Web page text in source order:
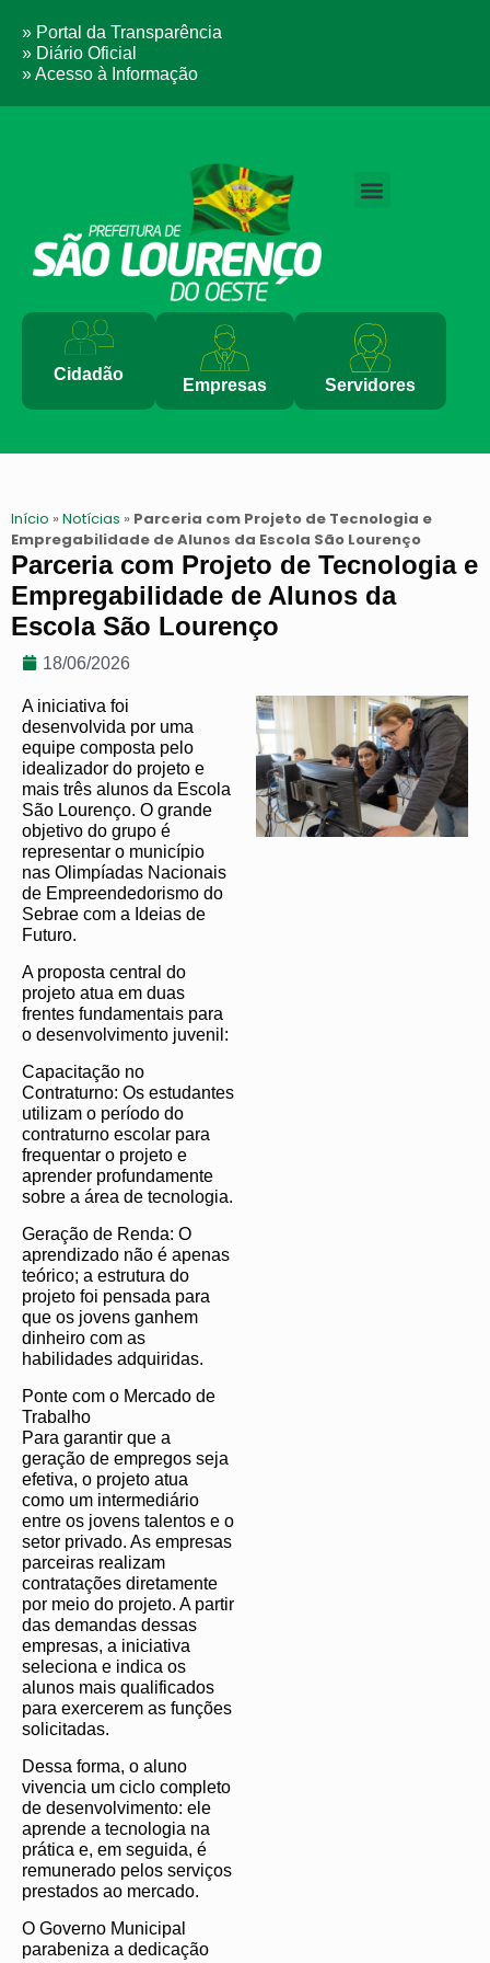
» Portal da Transparência
» Diário Oficial
» Acesso à Informação
Cidadão
Empresas Servidores
Início » Notícias » Parceria com Projeto de Tecnologia e
Empregabilidade de Alunos da Escola São Lourenço
Parceria com Projeto de Tecnologia e
Empregabilidade de Alunos da
Escola São Lourenço
18/06/2026
A iniciativa foi
desenvolvida por uma
equipe composta pelo
idealizador do projeto e
mais três alunos da Escola
São Lourenço. O grande
objetivo do grupo é
representar o município
nas Olimpíadas Nacionais
de Empreendedorismo do
Sebrae com a Ideias de
Futuro.
A proposta central do
projeto atua em duas
frentes fundamentais para
o desenvolvimento juvenil:
Capacitação no
Contraturno: Os estudantes
utilizam o período do
contraturno escolar para
frequentar o projeto e
aprender profundamente
sobre a área de tecnologia.
Geração de Renda: O
aprendizado não é apenas
teórico; a estrutura do
projeto foi pensada para
que os jovens ganhem
dinheiro com as
habilidades adquiridas.
Ponte com o Mercado de
Trabalho
Para garantir que a
geração de empregos seja
efetiva, o projeto atua
como um intermediário
entre os jovens talentos e o
setor privado. As empresas
parceiras realizam
contratações diretamente
por meio do projeto. A partir
das demandas dessas
empresas, a iniciativa
seleciona e indica os
alunos mais qualificados
para exercerem as funções
solicitadas.
Dessa forma, o aluno
vivencia um ciclo completo
de desenvolvimento: ele
aprende a tecnologia na
prática e, em seguida, é
remunerado pelos serviços
prestados ao mercado.
O Governo Municipal
parabeniza a dedicação